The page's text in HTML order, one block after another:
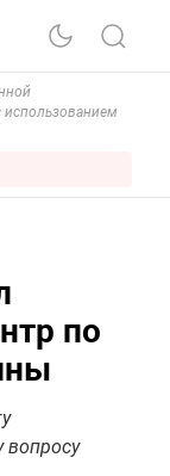
использованием
по
вопросу